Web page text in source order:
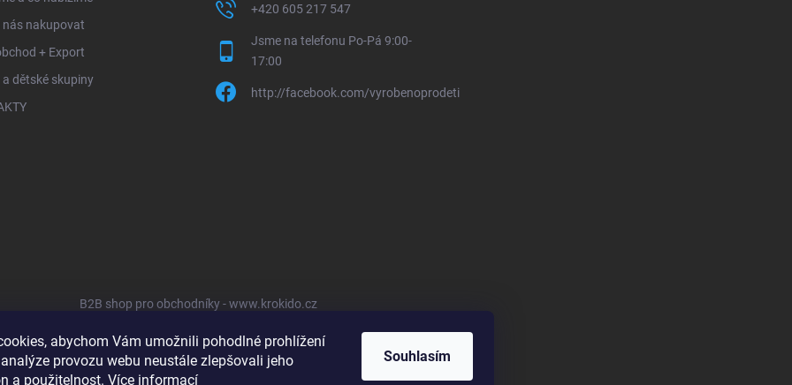
abychom Vám umožnili pohodlné prohlížení
provozu webu neustále zlepšovali jeho
a použitelnost. Více informací
Souhlasím
nás nakupovat
+ Export
a dětské skupiny
+420 605 217 547
Jsme na telefonu Po-Pá 9:00-
17:00
http://facebook.com/vyrobenoprodeti
B2B shop pro obchodníky - www.krokido.cz